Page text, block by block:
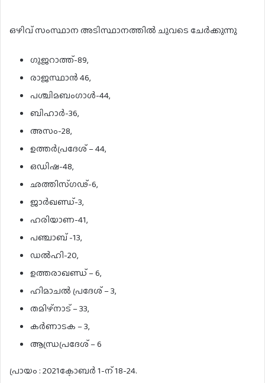
ഒഴിവ് സംസ്ഥാന അടിസ്ഥാനത്തിൽ ചുവടെ ചേർക്കുന്നു
ഗുജറാത്ത്-89,
രാജസ്ഥാൻ 46,
പശ്ചിമബംഗാൾ-44,
ബിഹാർ-36,
അസം-28,
ഉത്തർപ്രദേശ് – 44,
ഒഡിഷ-48,
ഛത്തിസ്ഗഢ്-6,
ജാർഖണ്ഡ്-3,
ഹരിയാണ-41,
പഞ്ചാബ് -13,
ഡൽഹി-20,
ഉത്തരാഖണ്ഡ് – 6,
ഹിമാചൽ പ്രദേശ് – 3,
തമിഴ്നാട് – 33,
കർണാടക – 3,
ആന്ധ്രപ്രദേശ് – 6
പ്രായം : 2021ക്ടോബർ 1-ന് 18-24.